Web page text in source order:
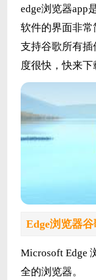
edge浏览器app
软件的界面非常
支持谷歌所有
度很快，快来下
Edge浏览器
Microsoft Edge
全的浏览器。